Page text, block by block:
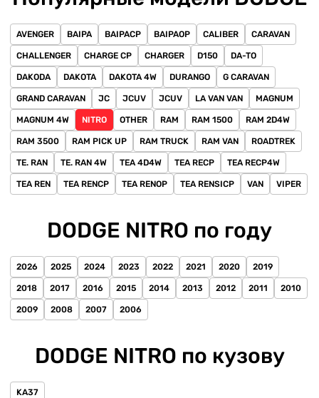
AVENGER BAIPA BAIPACP BAIPAOP CALIBER CARAVAN
CHALLENGER CHARGE CP CHARGER D150 DA-TO
DAKODA DAKOTA DAKOTA 4W DURANGO G CARAVAN
GRAND CARAVAN JC JCUV JCUV LA VAN VAN MAGNUM
MAGNUM 4W NITRO OTHER RAM RAM 1500 RAM 2D4W
RAM 3500 RAM PICK UP RAM TRUCK RAM VAN ROADTREK
TE. RAN TE. RAN 4W TEA 4D4W TEA RECP TEA RECP4W
TEA REN TEA RENCP TEA RENOP TEA RENSICP VAN VIPER
DODGE NITRO по году
2026 2025 2024 2023 2022 2021 2020 2019
2018 2017 2016 2015 2014 2013 2012 2011 2010
2009 2008 2007 2006
DODGE NITRO по кузову
KA37